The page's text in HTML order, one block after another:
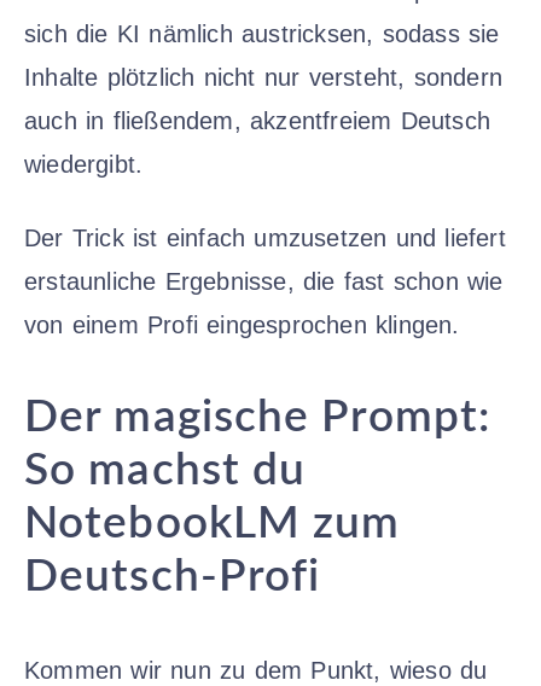
sich die KI nämlich austricksen, sodass sie
Inhalte plötzlich nicht nur versteht, sondern
auch in fließendem, akzentfreiem Deutsch
wiedergibt.
Der Trick ist einfach umzusetzen und liefert
erstaunliche Ergebnisse, die fast schon wie
von einem Profi eingesprochen klingen.
Der magische Prompt:
So machst du
NotebookLM zum
Deutsch-Profi
Kommen wir nun zu dem Punkt, wieso du